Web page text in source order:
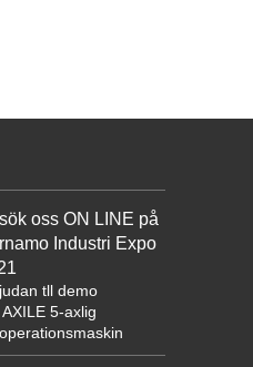
oss ON LINE på
Industri Expo
tll demo
AXILE 5-axlig